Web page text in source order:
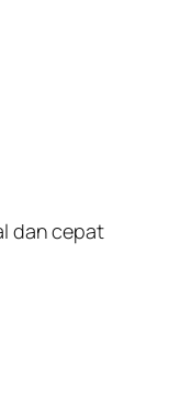
dan cepat